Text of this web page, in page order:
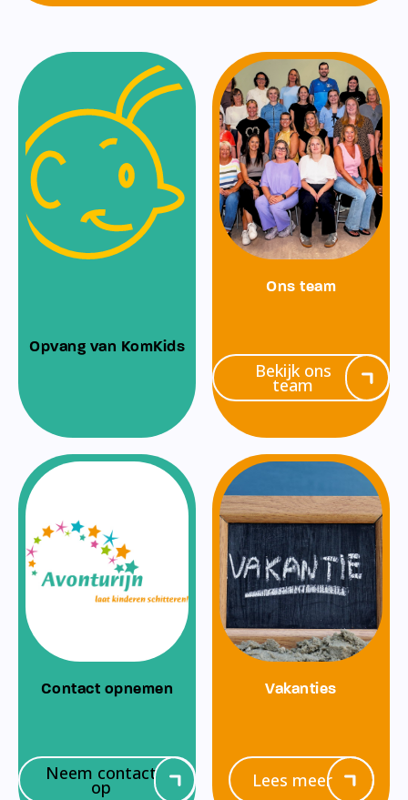
Opvang van KomKids
Ons team
Bekijk ons
team
Contact opnemen
Neem contact
op
Vakanties
Lees meer